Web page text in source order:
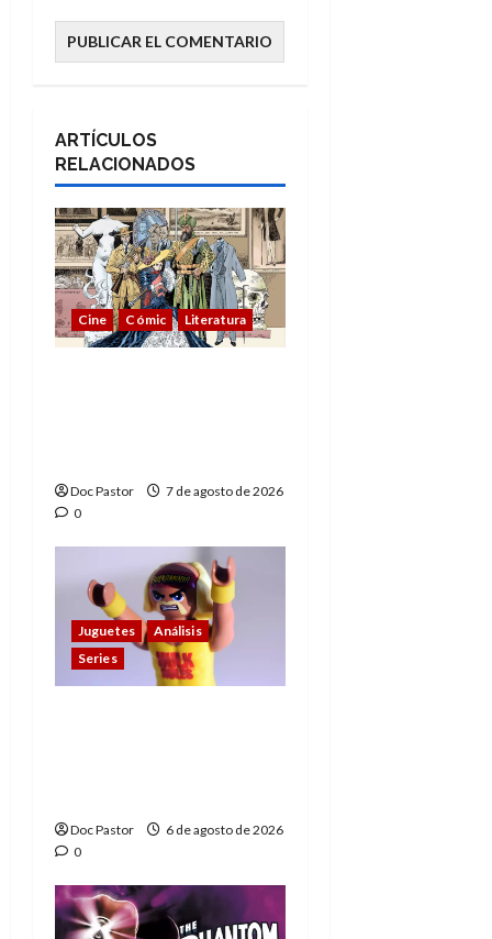
ARTÍCULOS
RELACIONADOS
Cine Cómic Literatura
Doc Pastor
7 de agosto de 2026
0
Juguetes
Análisis
Series
Doc Pastor
6 de agosto de 2026
0